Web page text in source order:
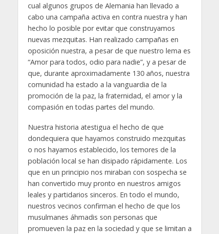
cual algunos grupos de Alemania han llevado a
cabo una campaña activa en contra nuestra y han
hecho lo posible por evitar que construyamos
nuevas mezquitas. Han realizado campañas en
oposición nuestra, a pesar de que nuestro lema es
“Amor para todos, odio para nadie”, y a pesar de
que, durante aproximadamente 130 años, nuestra
comunidad ha estado a la vanguardia de la
promoción de la paz, la fraternidad, el amor y la
compasión en todas partes del mundo.
Nuestra historia atestigua el hecho de que
dondequiera que hayamos construido mezquitas
o nos hayamos establecido, los temores de la
población local se han disipado rápidamente. Los
que en un principio nos miraban con sospecha se
han convertido muy pronto en nuestros amigos
leales y partidarios sinceros. En todo el mundo,
nuestros vecinos confirman el hecho de que los
musulmanes áhmadis son personas que
promueven la paz en la sociedad y que se limitan a